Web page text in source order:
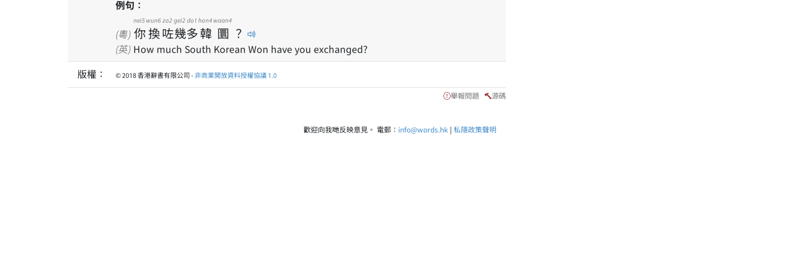
例句：
(粵) 你
nei5
換
wun6
咗
zo2
幾
gei2
多
do1
韓
hon4
圜
waan4
？
(英) How much South Korean Won have you exchanged?
版權：
© 2018 香港辭書有限公司 -非商業開放資料授權協議 1.0
舉報問題 源碼
歡迎向我哋反映意見。 電郵： info@words.hk | 私隱政策聲明